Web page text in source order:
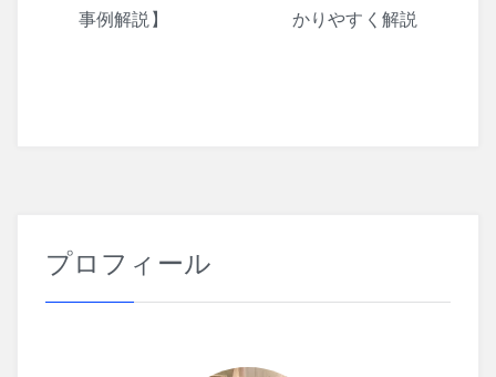
ョ
事例解説】
かりやすく解説
プロフィール